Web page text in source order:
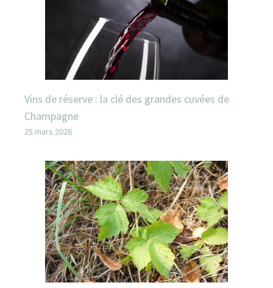
Vins de réserve : la clé des grandes cuvées de
Champagne
25 mars 2026